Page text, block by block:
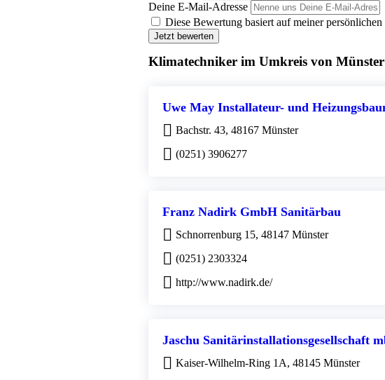
Deine E-Mail-Adresse
Diese Bewertung basiert auf meiner
Jetzt bewerten
Klimatechniker im Umkreis von Münster
Uwe May Installateur- und
Bachstr. 43, 48167 Münster
(0251) 3906277
Franz Nadirk GmbH Sanitärbau
Schnorrenburg 15, 48147 Münster
(0251) 2303324
http://www.nadirk.de/
Jaschu Sanitärinstallationsgesellschaft
Kaiser-Wilhelm-Ring 1A, 48145 Münster